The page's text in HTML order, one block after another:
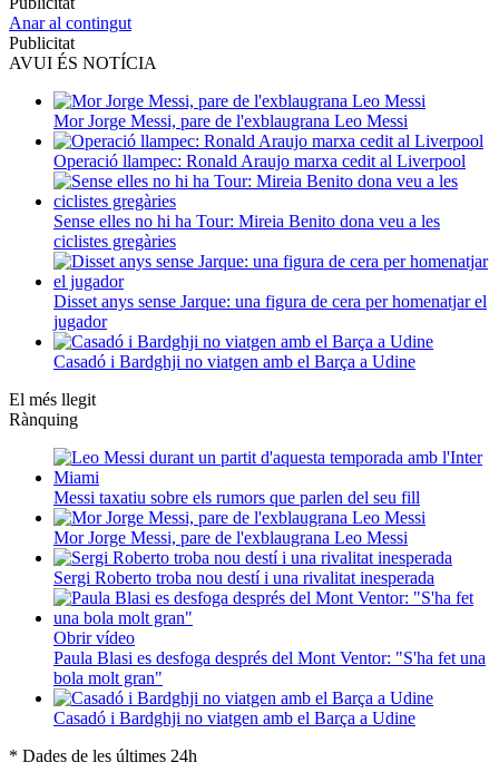
Anar al contingut
Publicitat
AVUI ÉS NOTÍCIA
Mor Jorge Messi, pare de l'exblaugrana Leo Messi
Operació llampec: Ronald Araujo marxa cedit al Liverpool
Sense elles no hi ha Tour: Mireia Benito dona veu a les
ciclistes gregàries
Disset anys sense Jarque: una figura de cera per homenatjar el
jugador
Casadó i Bardghji no viatgen amb el Barça a Udine
El més llegit
Rànquing
Messi taxatiu sobre els rumors que parlen del seu fill
Mor Jorge Messi, pare de l'exblaugrana Leo Messi
Sergi Roberto troba nou destí i una rivalitat inesperada
Obrir vídeo
Paula Blasi es desfoga després del Mont Ventor: "S'ha fet una
bola molt gran"
Casadó i Bardghji no viatgen amb el Barça a Udine
* Dades de les últimes 24h